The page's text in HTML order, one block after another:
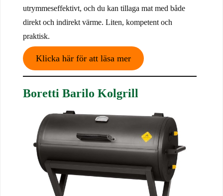
utrymmeseffektivt, och du kan tillaga mat med både
direkt och indirekt värme. Liten, kompetent och
praktisk.
Klicka här för att läsa mer
Boretti Barilo Kolgrill